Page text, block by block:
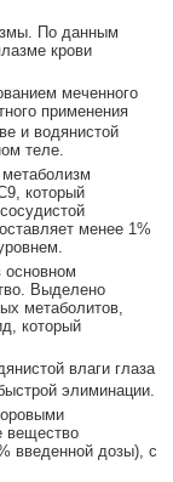
По данным
крови
меченного
применения
и водянистой
теле.
который
менее 1%
основном
Выделено
метаболитов,
который
влаги глаза
элиминации.
вещество
введенной дозы), с